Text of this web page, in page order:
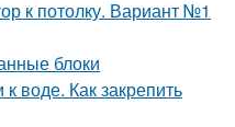
к потолку. Вариант №1
блоки
воде. Как закрепить